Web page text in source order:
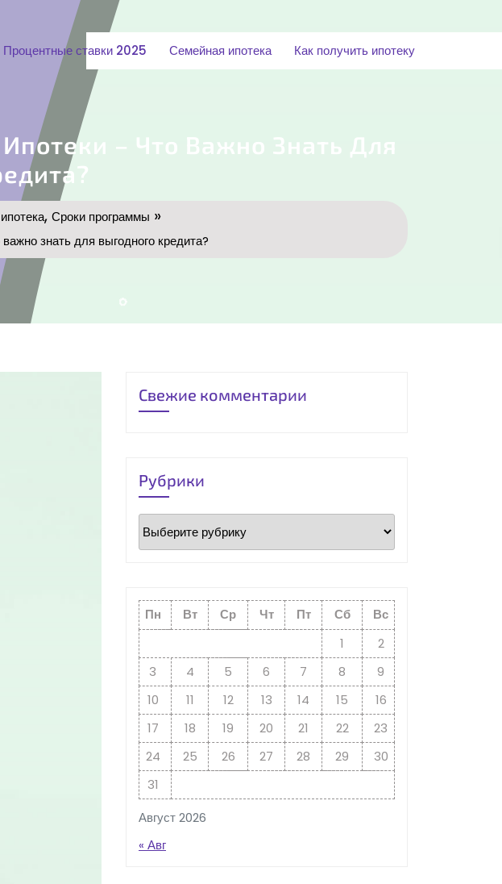
Процентные ставки 2025 Семейная ипотека Как получить ипотеку
– Что Важно Знать Для
, Сроки программы »
знать для выгодного кредита?
Свежие комментарии
Рубрики
Рубрики
Август 2026
Пн Вт Ср Чт Пт Сб
Вс
1
2
3
4 5 6 7 8
9
10
11 12 13 14 15
16
17
18 19 20 21 22
23
24
25 26 27 28 29
30
31
« Авг